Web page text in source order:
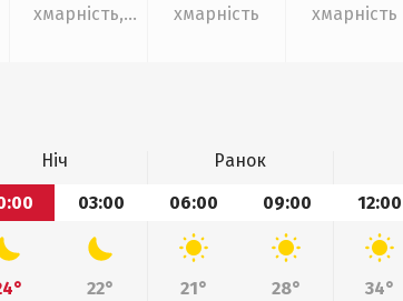
хмарність,
хмарність
хмарність
Ніч Ранок
03:00 06:00 09:00 12:00
22° 21° 28° 34°